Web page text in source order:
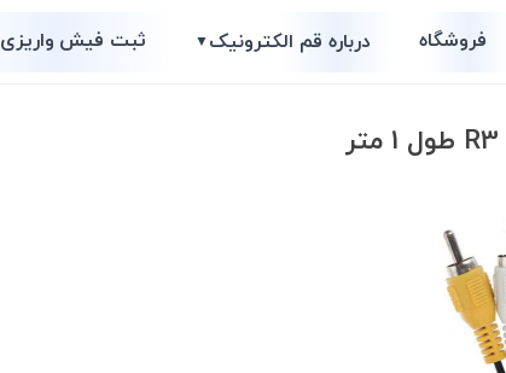
فروشگاه درباره قم الکترونیک▼ ثبت فیش واریزی